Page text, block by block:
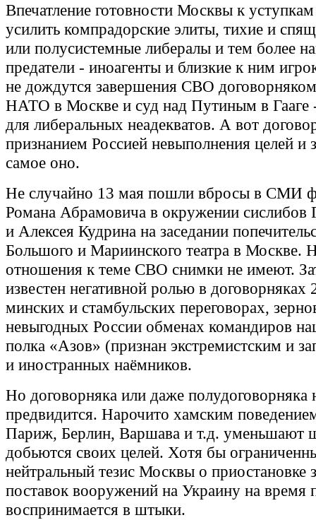
Впечатление готовности Москвы к уступкам
усилить компрадорские элиты, тихие и
или полусистемные либералы и тем более
предатели - иноагенты и близкие к ним
не дождутся завершения СВО
НАТО в Москве и суд над Путиным в Гааге
для либеральных неадекватов. А вот
признанием Россией невыполнения целей
самое оно.
Не случайно 13 мая пошли вбросы в СМИ
Романа Абрамовича в окружении сислибов
и Алексея Кудрина на заседании
Большого и Мариинского театра в Москве.
отношения к теме СВО снимки не имеют.
известен негативной ролью в договорняках
минских и стамбульских переговорах,
невыгодных России обменах командиров
полка «Азов» (признан экстремистским и
и иностранных наёмников.
Но договорняка или даже полудоговорняка
предвидится. Нарочито хамским
Париж, Берлин, Варшава и т.д. уменьшают
добьются своих целей. Хотя бы
нейтральный тезис Москвы о приостановке
поставок вооружений на Украину на время
воспринимается в штыки.